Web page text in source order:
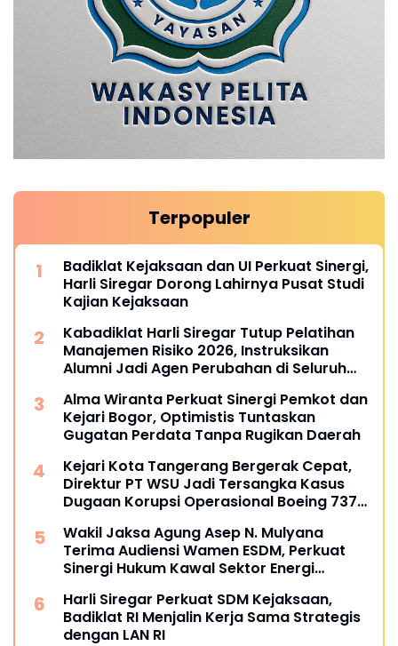
Terpopuler
Badiklat Kejaksaan dan UI Perkuat Sinergi,
Harli Siregar Dorong Lahirnya Pusat Studi
Kajian Kejaksaan
Kabadiklat Harli Siregar Tutup Pelatihan
Manajemen Risiko 2026, Instruksikan
Alumni Jadi Agen Perubahan di Seluruh
Alma Wiranta Perkuat Sinergi Pemkot dan
Kejari Bogor, Optimistis Tuntaskan
Gugatan Perdata Tanpa Rugikan Daerah
Kejari Kota Tangerang Bergerak Cepat,
Direktur PT WSU Jadi Tersangka Kasus
Dugaan Korupsi Operasional Boeing 737-
Wakil Jaksa Agung Asep N. Mulyana
Terima Audiensi Wamen ESDM, Perkuat
Sinergi Hukum Kawal Sektor Energi
Harli Siregar Perkuat SDM Kejaksaan,
Badiklat RI Menjalin Kerja Sama Strategis
dengan LAN RI